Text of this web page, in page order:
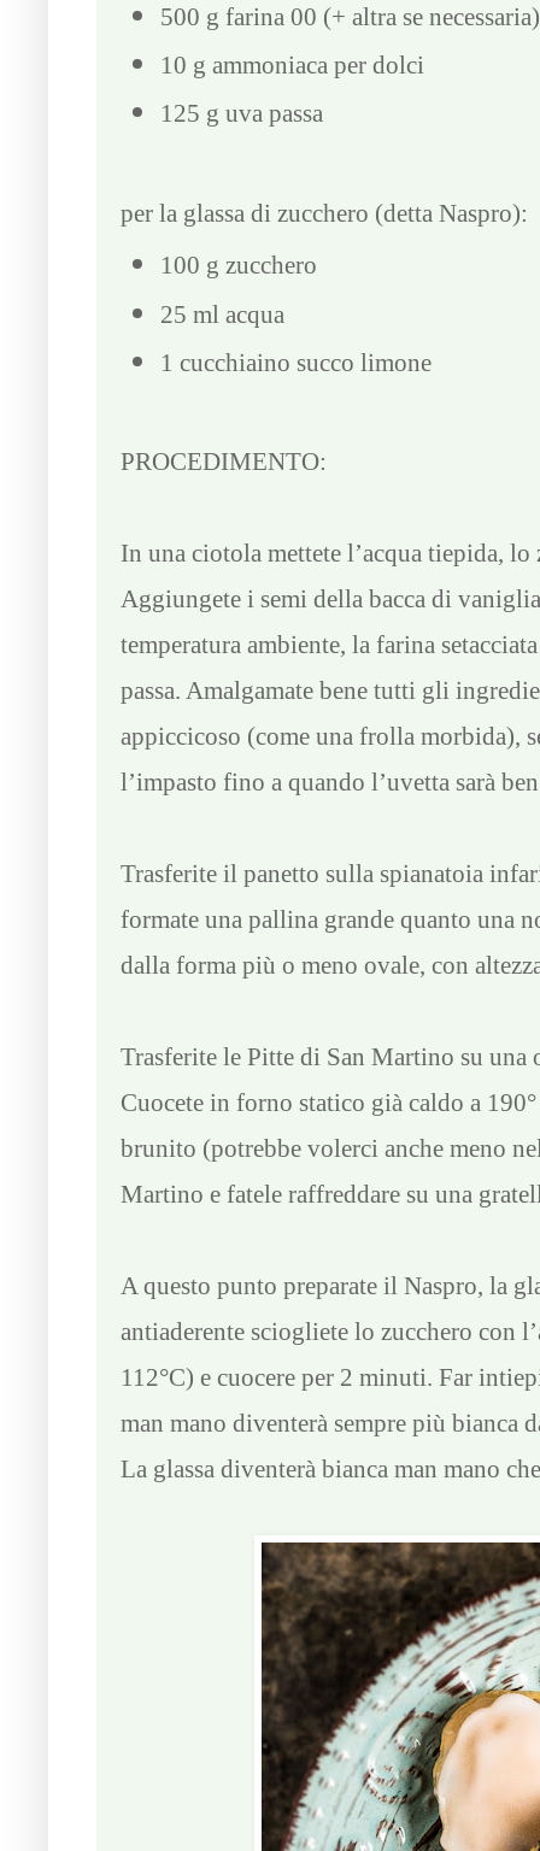
500 g farina 00 (+ altra se necessaria)
10 g ammoniaca per dolci
125 g uva passa
per la glassa di zucchero (detta Naspro):
100 g zucchero
25 ml acqua
1 cucchiaino succo limone
PROCEDIMENTO:
In una ciotola mettete l’acqua tiepida,
Aggiungete i semi della bacca di
temperatura ambiente, la farina
passa. Amalgamate bene tutti gli
appiccicoso (come una frolla morbida),
l’impasto fino a quando l’uvetta sarà
Trasferite il panetto sulla spianatoia
formate una pallina grande quanto una
dalla forma più o meno ovale, con
Trasferite le Pitte di San Martino su
Cuocete in forno statico già caldo a
brunito (potrebbe volerci anche meno
Martino e fatele raffreddare su una
A questo punto preparate il Naspro, la
antiaderente sciogliete lo zucchero con
112°C) e cuocere per 2 minuti. Far
man mano diventerà sempre più bianca
La glassa diventerà bianca man mano